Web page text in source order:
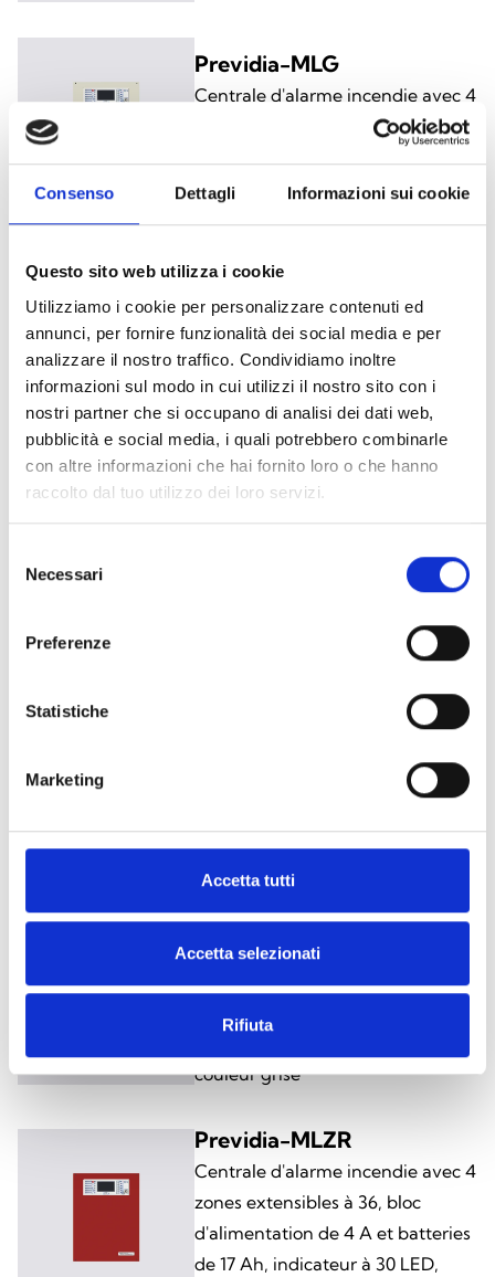
Consenso Dettagli Informazioni sui cookie
Questo sito web utilizza i cookie
Utilizziamo i cookie per personalizzare contenuti ed
annunci, per fornire funzionalità dei social media e per
analizzare il nostro traffico. Condividiamo inoltre
informazioni sul modo in cui utilizzi il nostro sito con i
nostri partner che si occupano di analisi dei dati web,
pubblicità e social media, i quali potrebbero combinarle
con altre informazioni che hai fornito loro o che hanno
raccolto dal tuo utilizzo dei loro servizi.
delNecessari
Preferenze
Statistiche
Marketing
Accetta tutti
Accetta selezionati
Rifiuta
Previdia-MLG
Centrale d'alarme incendie avec 4
zones extensibles à 36, bloc
de 17 Ah, couleur grise
Previdia-MLR
Centrale d'alarme incendie avec 4
zones extensibles à 36, bloc
d'alimentation de 4 A et batteries
de 17 Ah, couleur rouge
Previdia-MSZG
batteries de 7 Ah, indicateur à 30
Centrale d'alarme incendie avec 4
zones extensibles à 20, bloc
LED, couleur rouge
Previdia-MLZG
Centrale d'alarme incendie avec 4
zones extensibles à 36, bloc
couleur grise
Previdia-MLZR
Centrale d'alarme incendie avec 4
zones extensibles à 36, bloc
d'alimentation de 4 A et batteries
de 17 Ah, indicateur à 30 LED,